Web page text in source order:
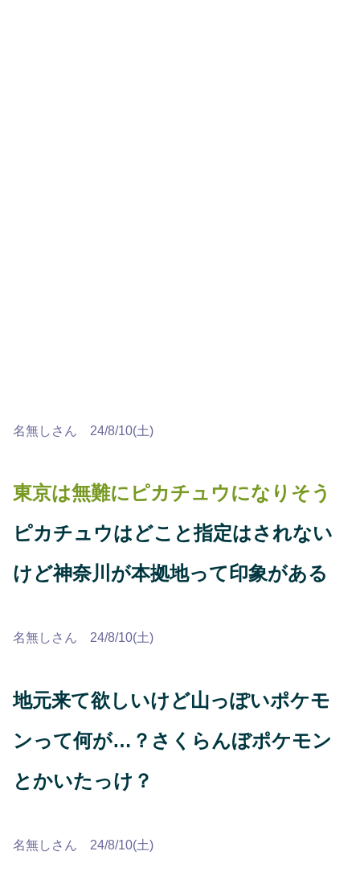
名無しさん 24/8/10(土)
東京は無難にピカチュウになりそう
ピカチュウはどこと指定はされない
けど神奈川が本拠地って印象がある
名無しさん 24/8/10(土)
地元来て欲しいけど山っぽいポケモ
ンって何が…？さくらんぼポケモン
とかいたっけ？
名無しさん 24/8/10(土)